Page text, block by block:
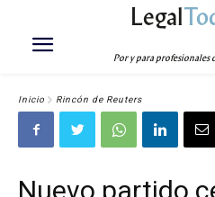
Legal
Por y para profesionales
Inicio Rincón de Reuters
Nuevo partido